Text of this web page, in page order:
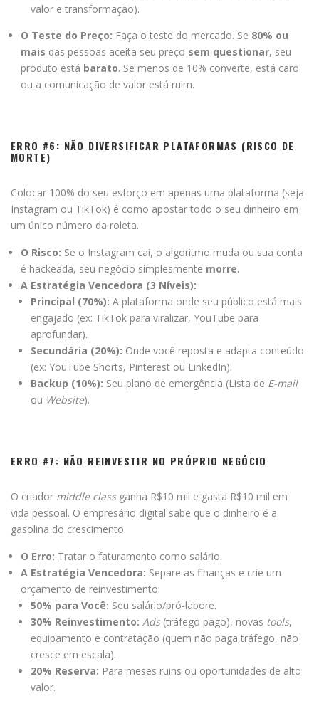
valor e transformação).
O Teste do Preço: Faça o teste do mercado. Se 80% ou
mais das pessoas aceita seu preço sem questionar, seu
produto está barato. Se menos de 10% converte, está caro
ou a comunicação de valor está ruim.
ERRO #6: NÃO DIVERSIFICAR PLATAFORMAS (RISCO DE
MORTE)
Colocar 100% do seu esforço em apenas uma plataforma (seja
Instagram ou TikTok) é como apostar todo o seu dinheiro em
um único número da roleta.
O Risco: Se o Instagram cai, o algoritmo muda ou sua conta
é hackeada, seu negócio simplesmente morre.
A Estratégia Vencedora (3 Níveis):
Principal (70%): A plataforma onde seu público está mais
engajado (ex: TikTok para viralizar, YouTube para
aprofundar).
Secundária (20%): Onde você reposta e adapta conteúdo
(ex: YouTube Shorts, Pinterest ou LinkedIn).
Backup (10%): Seu plano de emergência (Lista de E-mail
ou Website).
ERRO #7: NÃO REINVESTIR NO PRÓPRIO NEGÓCIO
O criador middle classganha R$10 mil e gasta R$10 mil em
vida pessoal. O empresário digital sabe que o dinheiro é a
gasolina do crescimento.
O Erro: Tratar o faturamento como salário.
A Estratégia Vencedora: Separe as finanças e crie um
orçamento de reinvestimento:
50% para Você: Seu salário/pró-labore.
30% Reinvestimento: Ads(tráfego pago), novas tools,
equipamento e contratação (quem não paga tráfego, não
cresce em escala).
20% Reserva: Para meses ruins ou oportunidades de alto
valor.